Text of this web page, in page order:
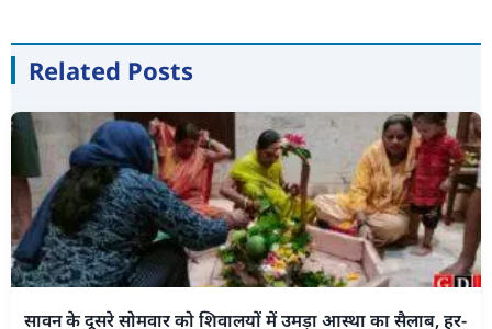
Related Posts
सावन के दूसरे सोमवार को शिवालयों में उमड़ा आस्था का सैलाब, हर-